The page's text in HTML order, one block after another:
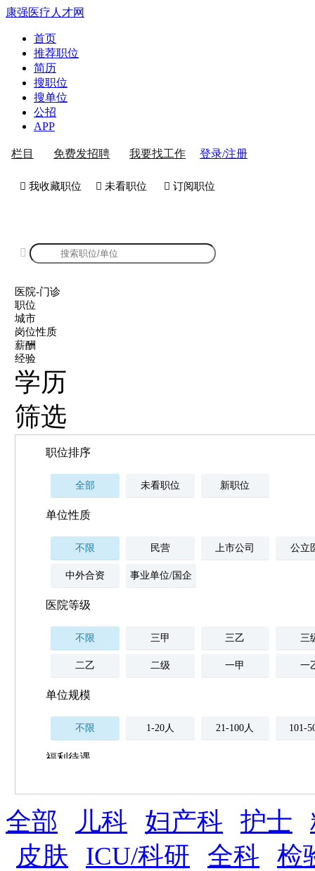
康强医疗人才网
首页
推荐职位
简历
搜职位
搜单位
公招
APP
栏目 免费发招聘 我要找工作 登录/注册
 我收藏职位  未看职位  订阅职位

医院-门诊
职位
城市
岗位性质
薪酬
经验
学历
筛选
职位排序
全部 未看职位 新职位
单位性质
不限 民营 上市公司 公立
中外合资 事业单位/国企
医院等级
不限 三甲 三乙 三
二乙 二级 一甲 一
单位规模
不限 1-20人 21-100人 101-
福利待遇
薪资与社保
五险 住房公积金 企业
全勤奖 加班补助 全薪病假 股票
全部 儿科 妇产科 护士
皮肤
ICU/科研 全科
检